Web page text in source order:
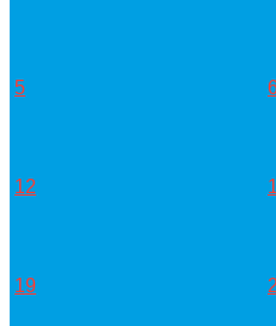
5
12
19